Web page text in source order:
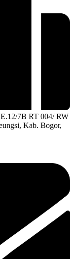
7B RT 004/ RW
Kab. Bogor,